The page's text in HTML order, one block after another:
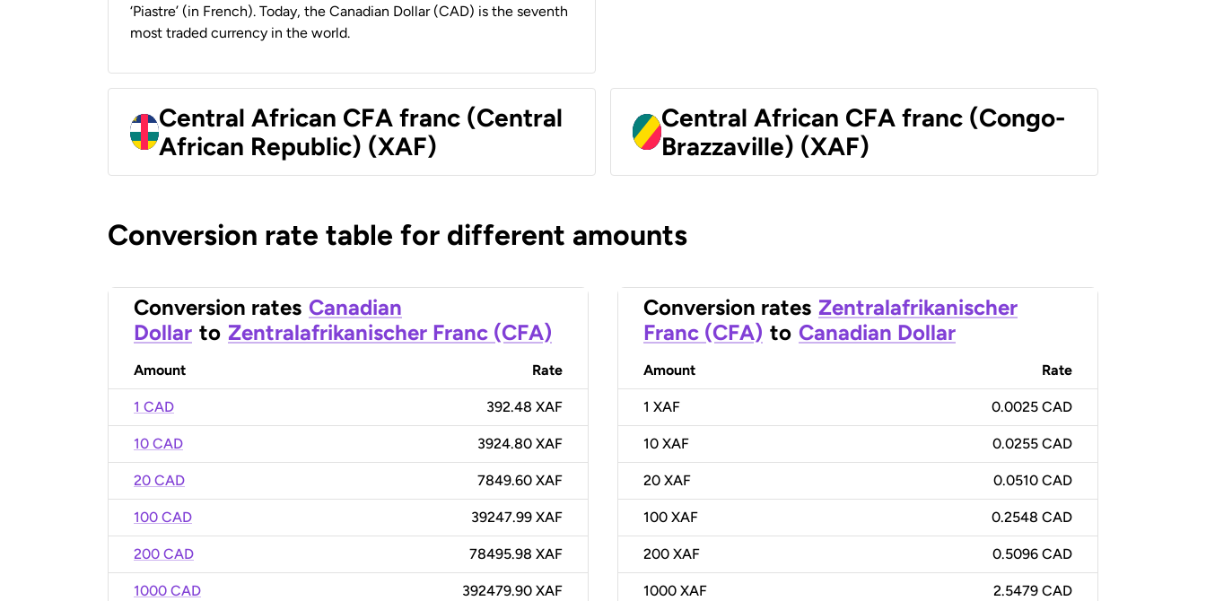
‘Piastre’ (in French). Today, the Canadian Dollar (CAD) is the seventh
most traded currency in the world.
Central African CFA franc (Central
African Republic) (XAF)
Central African CFA franc (Congo-
Brazzaville) (XAF)
Conversion rate table for different amounts
Conversion rates Canadian
Dollar to Zentralafrikanischer Franc (CFA)
Amount Rate
1 CAD 392.48 XAF
10 CAD 3924.80 XAF
20 CAD 7849.60 XAF
100 CAD 39247.99 XAF
200 CAD 78495.98 XAF
1000 CAD 392479.90 XAF
Conversion rates Zentralafrikanischer
Franc (CFA) to Canadian Dollar
Amount Rate
1 XAF 0.0025 CAD
10 XAF 0.0255 CAD
20 XAF 0.0510 CAD
100 XAF 0.2548 CAD
200 XAF 0.5096 CAD
1000 XAF 2.5479 CAD